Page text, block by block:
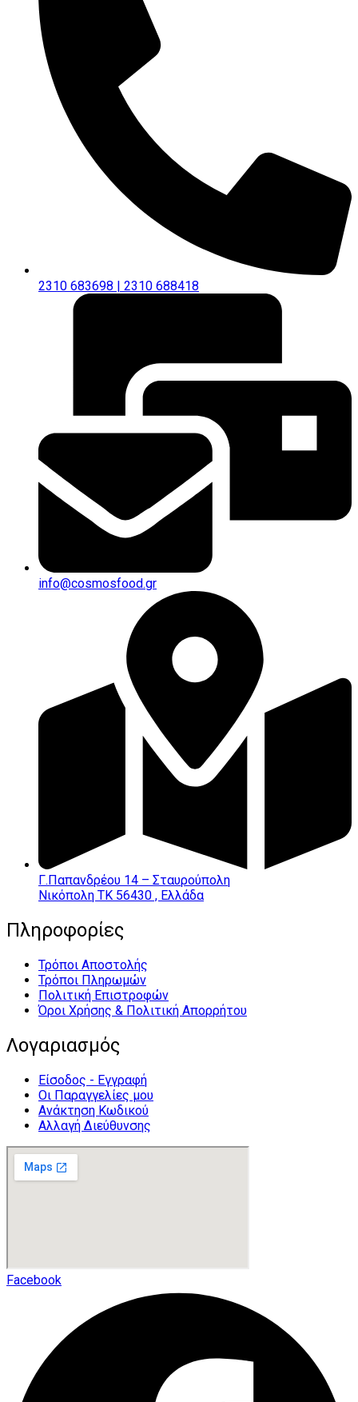
2310 683698 | 2310 688418
info@cosmosfood.gr
Γ.Παπανδρέου 14 – Σταυρούπολη
Νικόπολη ΤΚ 56430 , Ελλάδα
Πληροφορίες
Τρόποι Αποστολής
Τρόποι Πληρωμών
Πολιτική Επιστροφών
Όροι Χρήσης & Πολιτική Απορρήτου
Λογαριασμός
Είσοδος - Εγγραφή
Οι Παραγγελίες μου
Ανάκτηση Κωδικού
Αλλαγή Διεύθυνσης
Facebook